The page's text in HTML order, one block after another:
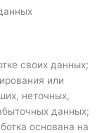
своих данных;
или
неточных,
данных;
основана на